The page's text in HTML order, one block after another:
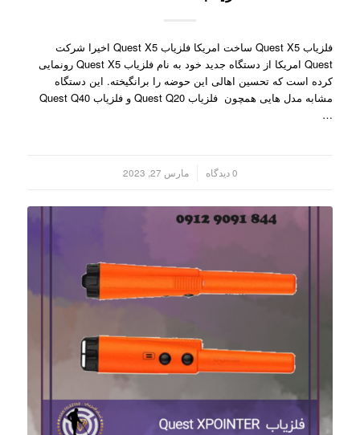
فلزیاب Quest X5 ساخت امریکا فلزیاب Quest X5 اخیرا شرکت
Quest امریکا از دستگاه جدید خود به نام فلزیاب Quest X5 رونمایی
کرده است که تحسین اهالی این حوضه را برانگیخته. این دستگاه
مشابه مدل هایی همچون فلزیاب Quest Q20 و فلزیاب Quest Q40
…
0 دیدگاه مارس 27, 2023